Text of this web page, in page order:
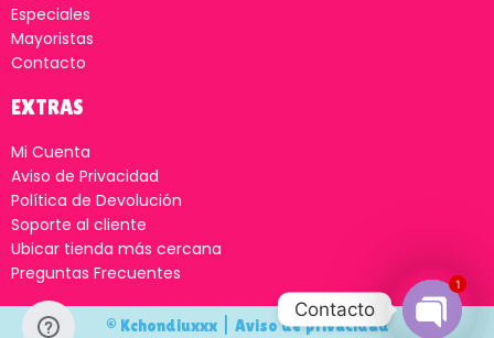
Uncut 7″ Extension Sleeve
AÑADIR AL CARRITO
Contacto
1